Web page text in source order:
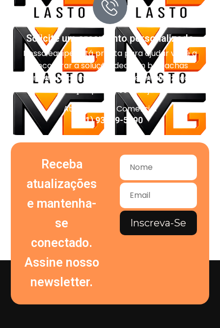
Solicite um orçamento personalizado
Nossa equipe está pronta para ajudar você a
encontrar a solução ideal em borrachas
técnicas, pisos industriais, impermeabilização e
vedação para o seu projeto.
Atendimento Comercial
(11) 93959-5090
Receba
atualizações
e mantenha-
se
conectado.
Assine nosso
newsletter.
Inscreva-Se